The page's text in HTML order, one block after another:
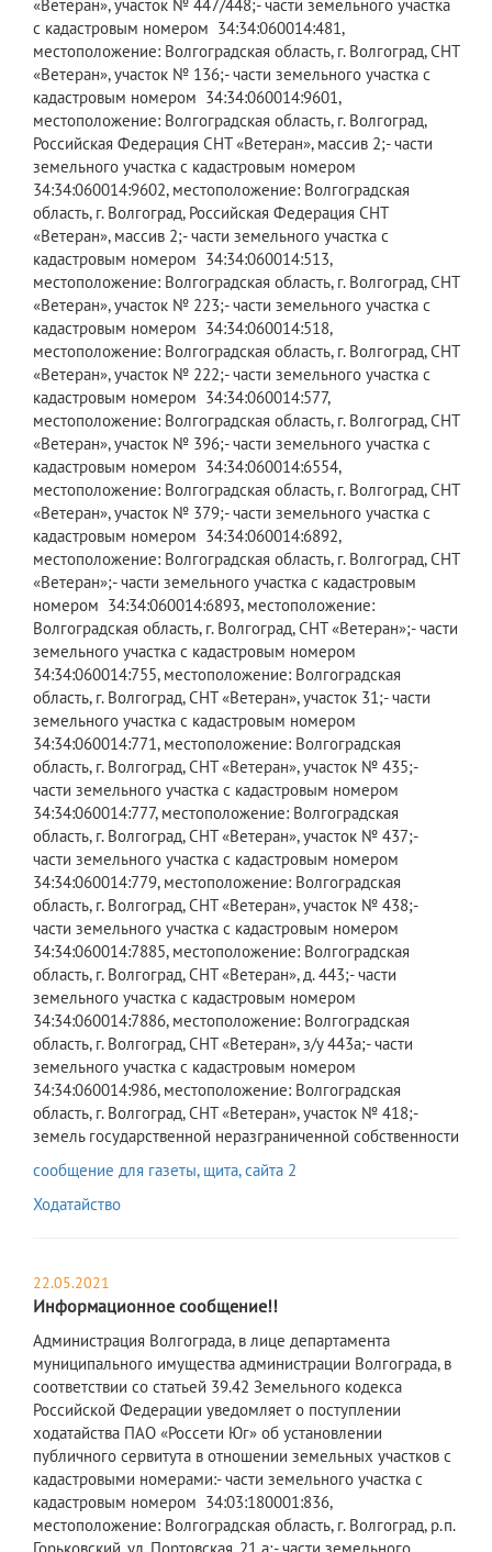
сообщение для газеты, щита, сайта 2
Ходатайство
22.05.2021
Информационное сообщение!!
​Администрация Волгограда, в лице департамента
муниципального имущества администрации Волгограда, в
соответствии со статьей 39.42 Земельного кодекса
Российской Федерации уведомляет о поступлении
ходатайства ПАО «Россети Юг» об установлении
публичного сервитута в отношении земельных участков с
кадастровыми номерами:- части земельного участка с
кадастровым номером 34:03:180001:836,
местоположение: Волгоградская область, г. Волгоград, р.п.